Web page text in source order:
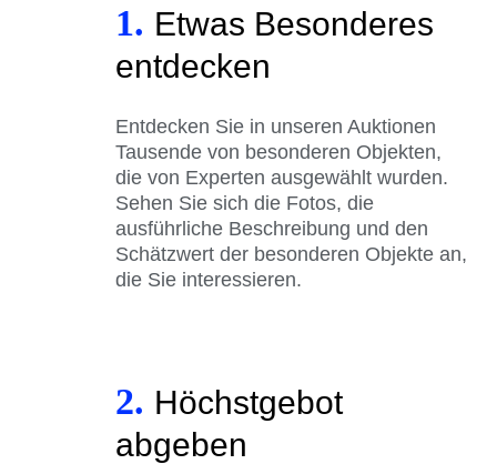
1. Etwas Besonderes
entdecken
Entdecken Sie in unseren Auktionen
Tausende von besonderen Objekten,
die von Experten ausgewählt wurden.
Sehen Sie sich die Fotos, die
ausführliche Beschreibung und den
Schätzwert der besonderen Objekte an,
die Sie interessieren.
2. Höchstgebot
abgeben